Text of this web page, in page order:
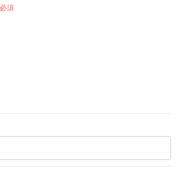
必須